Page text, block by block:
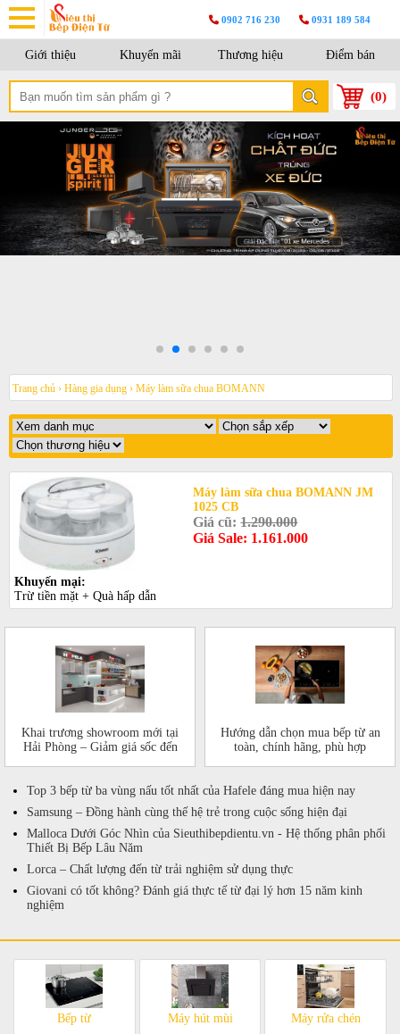
0902 716 230 0931 189 584
Giới thiệu Khuyến mãi Thương hiệu Điểm bán
(0)
Trang chủ › Hàng gia dụng › Máy làm sữa chua BOMANN
Máy làm sữa chua BOMANN JM
1025 CB
Giá cũ:1.290.000
Giá Sale: 1.161.000
Khuyến mại:
Trừ tiền mặt + Quà hấp dẫn
Khai trương showroom mới tại
Hải Phòng – Giảm giá sốc đến
Hướng dẫn chọn mua bếp từ an
toàn, chính hãng, phù hợp
Top 3 bếp từ ba vùng nấu tốt nhất của Hafele đáng mua hiện nay
Samsung – Đồng hành cùng thế hệ trẻ trong cuộc sống hiện đại
Malloca Dưới Góc Nhìn của Sieuthibepdientu.vn - Hệ thống phân phối
Thiết Bị Bếp Lâu Năm
Lorca – Chất lượng đến từ trải nghiệm sử dụng thực
Giovani có tốt không? Đánh giá thực tế từ đại lý hơn 15 năm kinh
nghiệm
Bếp từ Máy hút mùi Máy rửa chén